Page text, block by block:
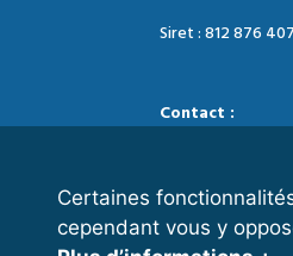
Certaines
cependant vous y
Siret : 812 876
Contact :
Horaires